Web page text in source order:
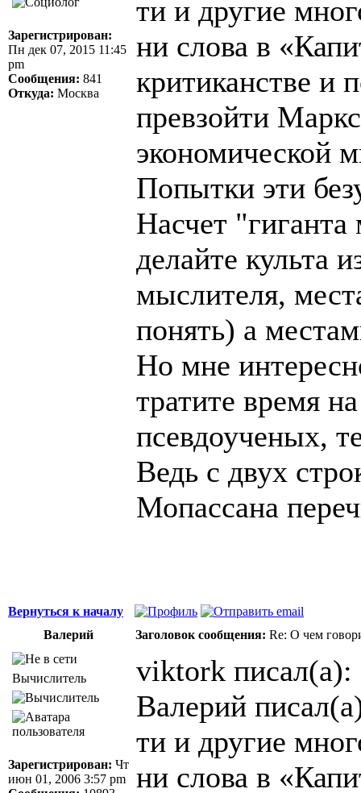
Зарегистрирован:
Пн дек 07, 2015 11:45
pm
Сообщения: 841
Откуда: Москва
ти и другие
ни слова в
критиканстве и
превзойти
экономической
Попытки эти
Насчет
делайте культа
мыслителя,
понять) а
Но мне
тратите время
псевдоученых,
Ведь с двух
Мопассана
Вернуться к началу
Валерий
Заголовок сообщения: Re: О чем
Вычислитель
Зарегистрирован: Чт
июн 01, 2006 3:57 pm
viktork писал(а):
Валерий
ти и другие
ни слова в